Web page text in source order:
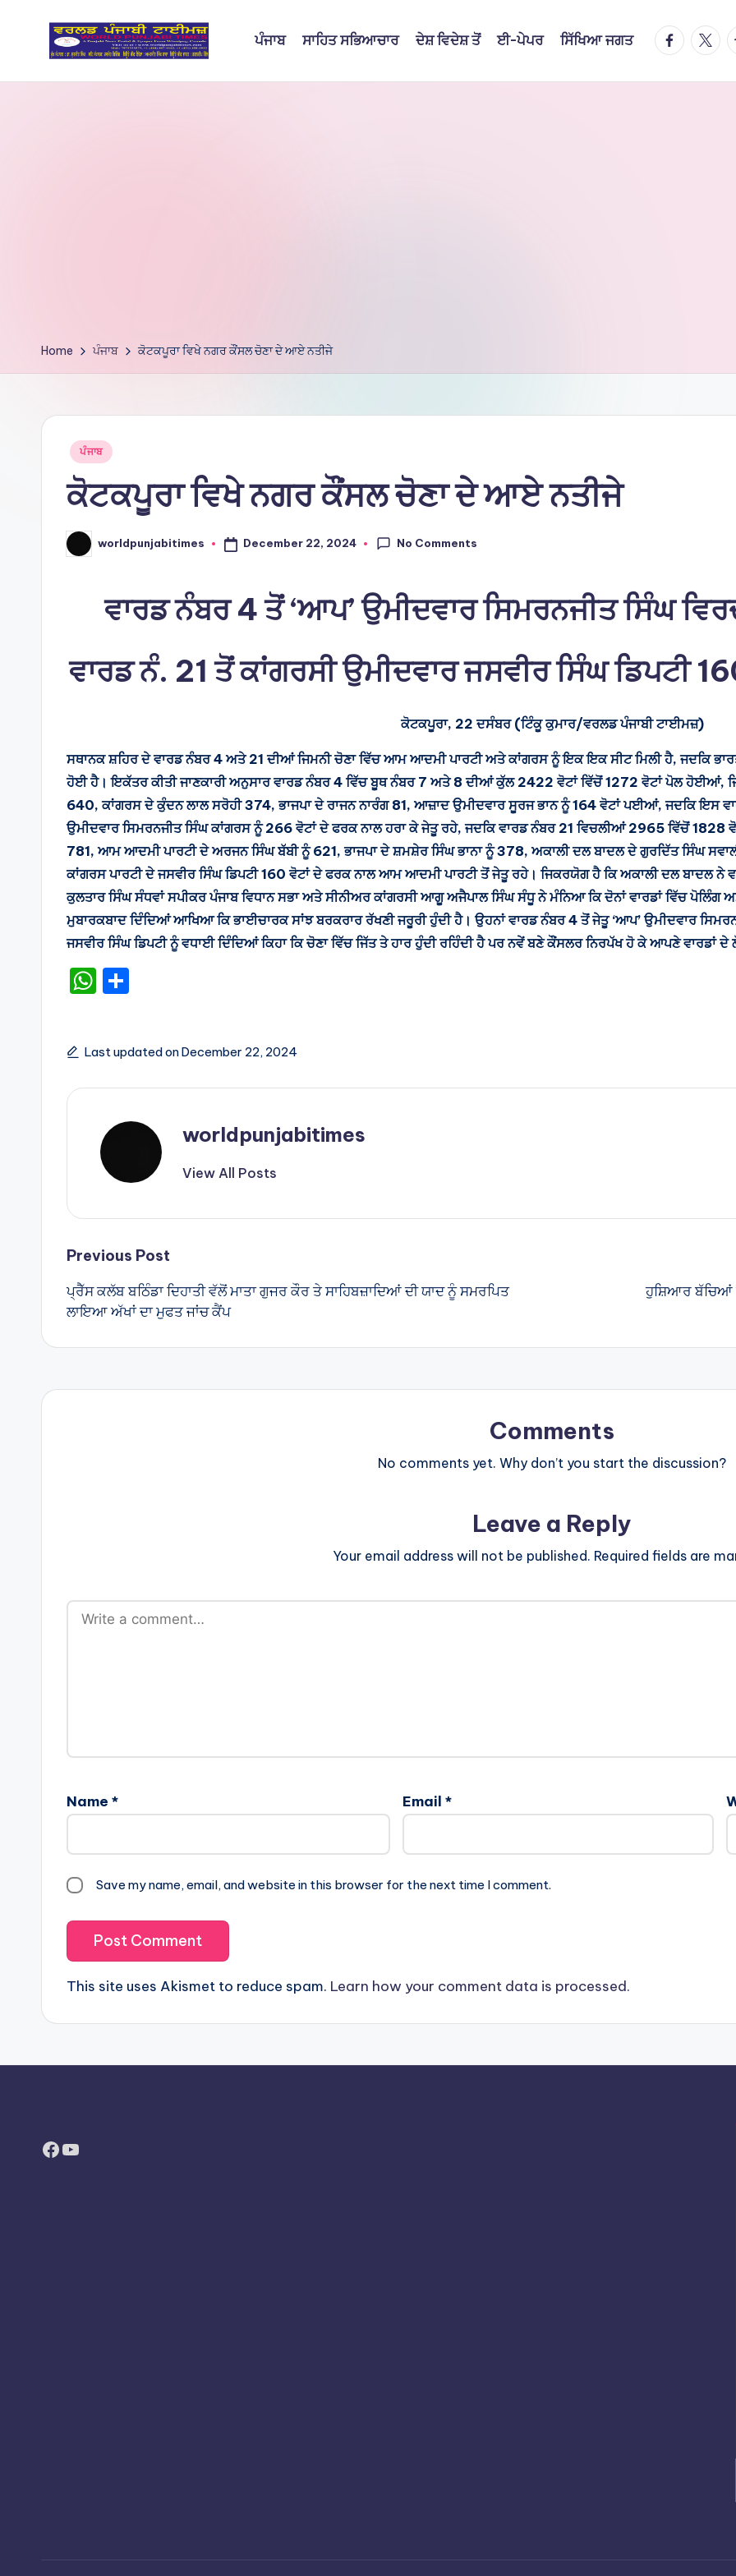
W
bi
m
ਪੰਜਾਬ ਸਾਹਿਤ ਸਭਿਆਚਾਰ ਦੇਸ਼ ਵਿਦੇਸ਼ ਤੋਂ ਈ-ਪੇਪਰ ਸਿੱਖਿਆ ਜਗਤ
Home ਪੰਜਾਬ ਕੋਟਕਪੂਰਾ ਵਿਖੇ ਨਗਰ ਕੌਂਸਲ ਚੋਣਾ ਦੇ ਆਏ ਨਤੀਜੇ
Posted
ਪੰਜਾਬ
ਕੋਟਕਪੂਰਾ ਵਿਖੇ ਨਗਰ ਕੌਂਸਲ ਚੋਣਾ ਦੇ ਆਏ ਨਤੀਜੇ
Posted
by
worldpunjabitimes December 22, 2024 No Comments
ਵਾਰਡ ਨੰਬਰ 4 ਤੋਂ ‘ਆਪ’ ਉਮੀਦਵਾਰ ਸਿਮਰਨਜੀਤ ਸਿੰਘ
ਵਾਰਡ ਨੰ. 21 ਤੋਂ ਕਾਂਗਰਸੀ ਉਮੀਦਵਾਰ ਜਸਵੀਰ ਸਿੰਘ ਡਿਪਟੀ
ਕੋਟਕਪੂਰਾ, 22 ਦਸੰਬਰ (ਟਿੰਕੂ ਕੁਮਾਰ/ਵਰਲਡ ਪੰਜਾਬੀ ਟਾਈਮਜ਼)
ਸਥਾਨਕ ਸ਼ਹਿਰ ਦੇ ਵਾਰਡ ਨੰਬਰ 4 ਅਤੇ 21 ਦੀਆਂ ਜਿਮਨੀ ਚੋਣਾ ਵਿੱਚ ਆਮ ਆਦਮੀ ਪਾਰਟੀ ਅਤੇ ਕਾਂਗਰਸ ਨੂੰ ਇਕ ਇਕ ਸੀਟ ਮਿਲੀ ਹੈ, ਜਦਕਿ
ਹੋਈ ਹੈ। ਇਕੱਤਰ ਕੀਤੀ ਜਾਣਕਾਰੀ ਅਨੁਸਾਰ ਵਾਰਡ ਨੰਬਰ 4 ਵਿੱਚ ਬੂਥ ਨੰਬਰ 7 ਅਤੇ 8 ਦੀਆਂ ਕੁੱਲ 2422 ਵੋਟਾਂ ਵਿੱਚੋਂ 1272 ਵੋਟਾਂ ਪੋਲ ਹੋਈਆਂ,
640, ਕਾਂਗਰਸ ਦੇ ਕੁੰਦਨ ਲਾਲ ਸਰੋਹੀ 374, ਭਾਜਪਾ ਦੇ ਰਾਜਨ ਨਾਰੰਗ 81, ਆਜ਼ਾਦ ਉਮੀਦਵਾਰ ਸੂਰਜ ਭਾਨ ਨੂੰ 164 ਵੋਟਾਂ ਪਈਆਂ, ਜਦਕਿ ਇਸ
ਉਮੀਦਵਾਰ ਸਿਮਰਨਜੀਤ ਸਿੰਘ ਕਾਂਗਰਸ ਨੂੰ 266 ਵੋਟਾਂ ਦੇ ਫਰਕ ਨਾਲ ਹਰਾ ਕੇ ਜੇਤੂ ਰਹੇ, ਜਦਕਿ ਵਾਰਡ ਨੰਬਰ 21 ਵਿਚਲੀਆਂ 2965 ਵਿੱਚੋਂ 1828
781, ਆਮ ਆਦਮੀ ਪਾਰਟੀ ਦੇ ਅਰਜਨ ਸਿੰਘ ਬੱਬੀ ਨੂੰ 621, ਭਾਜਪਾ ਦੇ ਸ਼ਮਸ਼ੇਰ ਸਿੰਘ ਭਾਨਾ ਨੂੰ 378, ਅਕਾਲੀ ਦਲ ਬਾਦਲ ਦੇ ਗੁਰਦਿੱਤ ਸਿੰਘ
ਕਾਂਗਰਸ ਪਾਰਟੀ ਦੇ ਜਸਵੀਰ ਸਿੰਘ ਡਿਪਟੀ 160 ਵੋਟਾਂ ਦੇ ਫਰਕ ਨਾਲ ਆਮ ਆਦਮੀ ਪਾਰਟੀ ਤੋਂ ਜੇਤੂ ਰਹੇ। ਜਿਕਰਯੋਗ ਹੈ ਕਿ ਅਕਾਲੀ ਦਲ ਬਾਦਲ ਨੇ
ਕੁਲਤਾਰ ਸਿੰਘ ਸੰਧਵਾਂ ਸਪੀਕਰ ਪੰਜਾਬ ਵਿਧਾਨ ਸਭਾ ਅਤੇ ਸੀਨੀਅਰ ਕਾਂਗਰਸੀ ਆਗੂ ਅਜੈਪਾਲ ਸਿੰਘ ਸੰਧੂ ਨੇ ਮੰਨਿਆ ਕਿ ਦੋਨਾਂ ਵਾਰਡਾਂ ਵਿੱਚ
ਮੁਬਾਰਕਬਾਦ ਦਿੰਦਿਆਂ ਆਖਿਆ ਕਿ ਭਾਈਚਾਰਕ ਸਾਂਝ ਬਰਕਰਾਰ ਰੱਖਣੀ ਜਰੂਰੀ ਹੁੰਦੀ ਹੈ। ਉਹਨਾਂ ਵਾਰਡ ਨੰਬਰ 4 ਤੋਂ ਜੇਤੂ ‘ਆਪ’ ਉਮੀਦਵਾਰ
ਜਸਵੀਰ ਸਿੰਘ ਡਿਪਟੀ ਨੂੰ ਵਧਾਈ ਦਿੰਦਿਆਂ ਕਿਹਾ ਕਿ ਚੋਣਾ ਵਿੱਚ ਜਿੱਤ ਤੇ ਹਾਰ ਹੁੰਦੀ ਰਹਿੰਦੀ ਹੈ ਪਰ ਨਵੇਂ ਬਣੇ ਕੌਂਸਲਰ ਨਿਰਪੱਖ ਹੋ ਕੇ ਆਪਣੇ ਵਾਰਡਾਂ ਦੇ
W
ts
A
p
e
Last updated on December 22, 2024
worldpunjabitimes
View All Posts
Post
navigation
Previous Post
ਪ੍ਰੈੱਸ ਕਲੱਬ ਬਠਿੰਡਾ ਦਿਹਾਤੀ ਵੱਲੋਂ ਮਾਤਾ ਗੁਜਰ ਕੌਰ ਤੇ ਸਾਹਿਬਜ਼ਾਦਿਆਂ ਦੀ ਯਾਦ ਨੂੰ ਸਮਰਪਿਤ
ਲਾਇਆ ਅੱਖਾਂ ਦਾ ਮੁਫਤ ਜਾਂਚ ਕੈਂਪ
ਹੁਸ਼ਿਆਰ ਬੱਚਿਆਂ
Comments
No comments yet. Why don’t you start the discussion?
Leave a Reply
Your email address will not be published. Required fields are
Name * Email *
Save my name, email, and website in this browser for the next time I comment.
This site uses Akismet to reduce spam. Learn how your comment data is processed.
Facebook
YouTube